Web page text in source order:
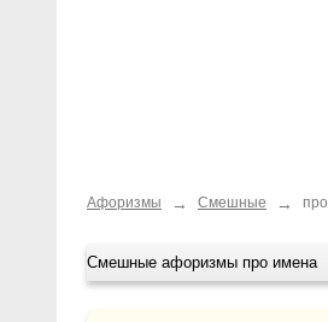
Афоризмы → Смешные →
Смешные афоризмы про имена